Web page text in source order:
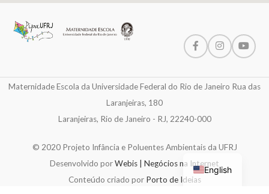
Maternidade Escola da Universidade Federal do Rio de Janeiro Rua das
Laranjeiras, 180
Laranjeiras, Rio de Janeiro - RJ, 22240-000
© 2020 Projeto Infância e Poluentes Ambientais da UFRJ
Desenvolvido porWebis | Negócios na Internet
Conteúdo criado por Porto de Ideias
English